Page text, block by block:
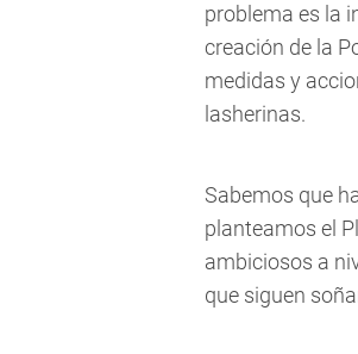
problema es la
creación de la
medidas y
lasherinas.
Sabemos que
planteamos el
ambiciosos a
que siguen